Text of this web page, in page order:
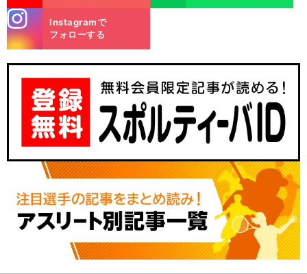
m
Instagramで
フォローする